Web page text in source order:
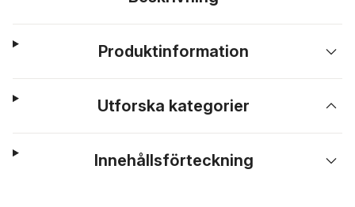
Produktinformation
Utforska kategorier
Innehållsförteckning